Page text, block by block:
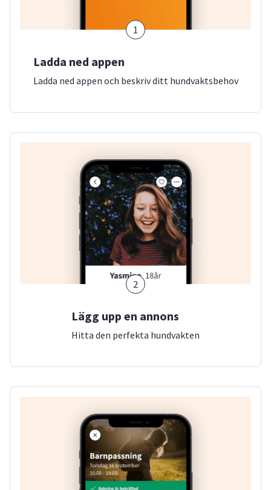
1
Ladda ned appen
Ladda ned appen och beskriv ditt hundvaktsbehov
2
Lägg upp en annons
Hitta den perfekta hundvakten